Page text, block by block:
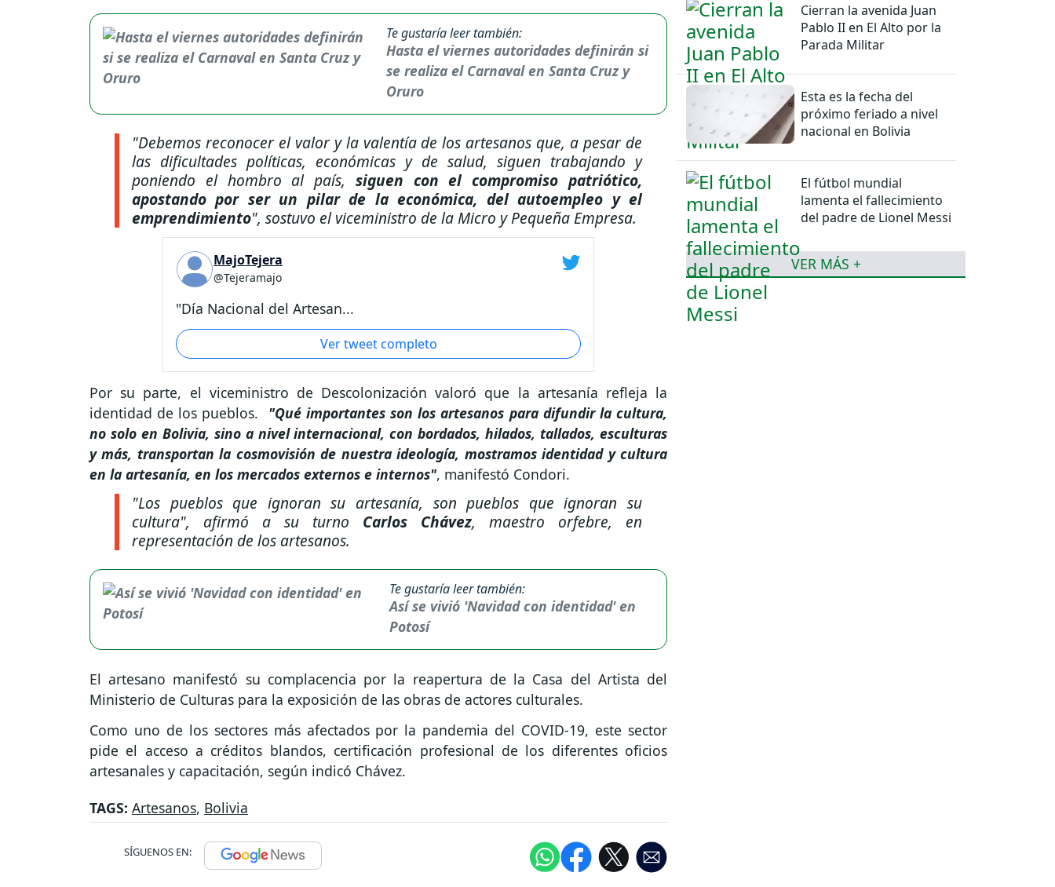
Te gustaría leer también:
Hasta el viernes autoridades definirán si
se realiza el Carnaval en Santa Cruz y
Oruro
"Debemos reconocer el valor y la valentía de los artesanos que, a pesar de
las dificultades políticas, económicas y de salud, siguen trabajando y
poniendo el hombro al país, siguen con el compromiso patriótico,
apostando por ser un pilar de la económica, del autoempleo y el
emprendimiento", sostuvo el viceministro de la Micro y Pequeña Empresa.
MajoTejera
@Tejeramajo
"Día Nacional del Artesan...
Ver tweet completo
Por su parte, el viceministro de Descolonización valoró que la artesanía refleja la
identidad de los pueblos. "Qué importantes son los artesanos para difundir la cultura,
no solo en Bolivia, sino a nivel internacional, con bordados, hilados, tallados, esculturas
y más, transportan la cosmovisión de nuestra ideología, mostramos identidad y cultura
en la artesanía, en los mercados externos e internos", manifestó Condori.
"Los pueblos que ignoran su artesanía, son pueblos que ignoran su
cultura", afirmó a su turno Carlos Chávez, maestro orfebre, en
representación de los artesanos.
Te gustaría leer también:
Así se vivió 'Navidad con identidad' en
Potosí
El artesano manifestó su complacencia por la reapertura de la Casa del Artista del
Ministerio de Culturas para la exposición de las obras de actores culturales.
Como uno de los sectores más afectados por la pandemia del COVID-19, este sector
pide el acceso a créditos blandos, certificación profesional de los diferentes oficios
artesanales y capacitación, según indicó Chávez.
TAGS: Artesanos, Bolivia
SÍGUENOS EN:
Cierran la avenida Juan
Pablo II en El Alto por la
Parada Militar
Esta es la fecha del
próximo feriado a nivel
nacional en Bolivia
El fútbol mundial
lamenta el fallecimiento
del padre de Lionel Messi
VER MÁS +